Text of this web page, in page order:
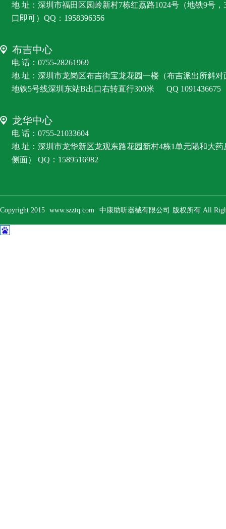
地 址：深圳市福田区园岭新村7栋红荔路1024号（地铁9号
口即可）QQ：1958396356
布吉中心
电 话：0755-28261969
地 址：深圳市龙岗区布吉街宝龙花园一楼（布吉派出所斜
地铁5号线深圳东站B出口右转直行300米
QQ 1091436675
龙华中心
电 话：0755-21033604
地 址：深圳市龙华新区龙观东路花园新村4栋1单元陽和大
侧面） QQ：1589516982
Copyright 2015 www.szztq.com 中康助听器械有限公司 版权所有 All